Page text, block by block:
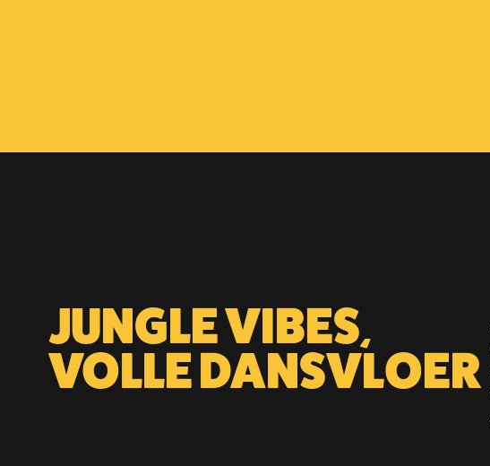
JUNGLE VIBES,
VOLLE DANSVLOER